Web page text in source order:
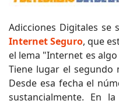
Adicciones Digitales se
Internet Seguro, que
el lema "Internet es
Tiene lugar el segundo
Desde esa fecha el
sustancialmente. En